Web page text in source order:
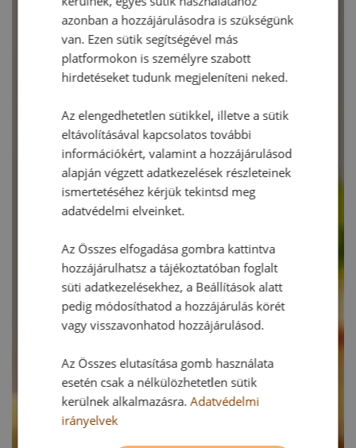
azonban a hozzájárulásodra is szükségünk
van. Ezen sütik segítségével más
platformokon is személyre szabott
hirdetéseket tudunk megjeleníteni neked.
Az elengedhetetlen sütikkel, illetve a sütik
eltávolításával kapcsolatos további
információkért, valamint a hozzájárulásod
alapján végzett adatkezelések részleteinek
ismertetéséhez kérjük tekintsd meg
adatvédelmi elveinket.
Az Összes elfogadása gombra kattintva
hozzájárulhatsz a tájékoztatóban foglalt
süti adatkezelésekhez, a Beállítások alatt
pedig módosíthatod a hozzájárulás körét
vagy visszavonhatod hozzájárulásod.
Az Összes elutasítása gomb használata
esetén csak a nélkülözhetetlen sütik
kerülnek alkalmazásra.Adatvédelmi
irányelvek